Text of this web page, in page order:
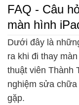
FAQ - Câu
màn hình
Dưới đây là
ra khi đi thay
thuật viên Thành
nghiệm sửa
gặp.